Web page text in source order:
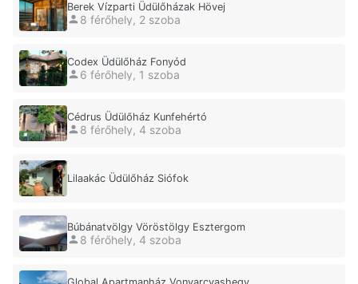
Berek Vízparti Üdülőházak Hövej
8 férőhely, 2 szoba
Codex Üdülőház Fonyód
6 férőhely, 1 szoba
Cédrus Üdülőház Kunfehértó
8 férőhely, 4 szoba
Lilaakác Üdülőház Siófok
Búbánatvölgy Vöröstölgy Esztergom
8 férőhely, 4 szoba